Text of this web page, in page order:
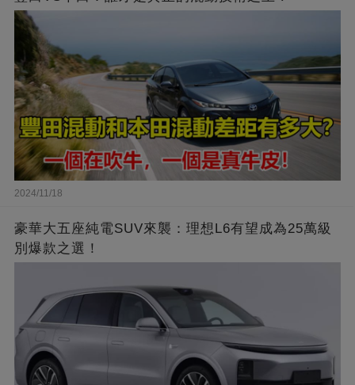
2024/11/18
豪華大五座純電SUV來襲：理想L6有望成為25萬級
別爆款之選！